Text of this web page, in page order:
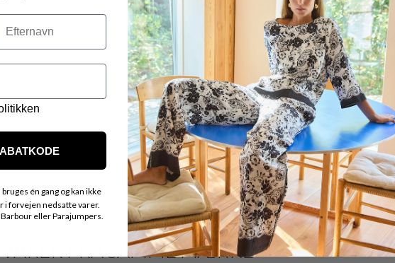
VARER FRA SAMME MÆRKE
én gang og kan ikke
i forvejen nedsatte varer.
eller Parajumpers.